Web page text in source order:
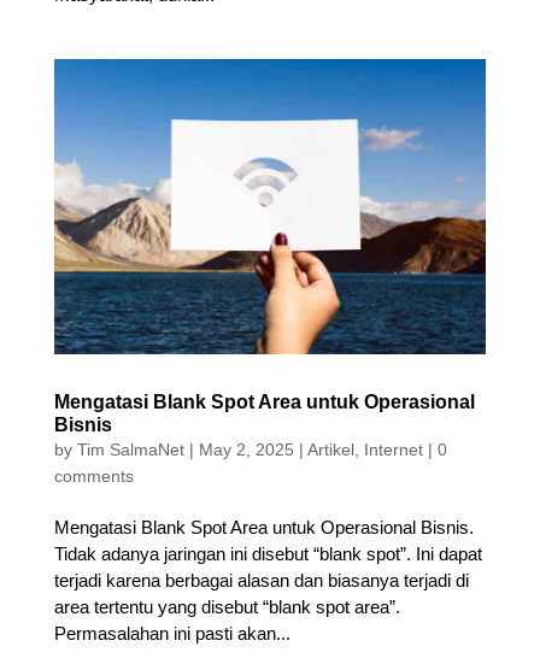
Mengatasi Blank Spot Area untuk Operasional
Bisnis
by Tim SalmaNet| May 2, 2025 | Artikel, Internet| 0
comments
Mengatasi Blank Spot Area untuk Operasional Bisnis.
Tidak adanya jaringan ini disebut “blank spot”. Ini dapat
terjadi karena berbagai alasan dan biasanya terjadi di
area tertentu yang disebut “blank spot area”.
Permasalahan ini pasti akan...